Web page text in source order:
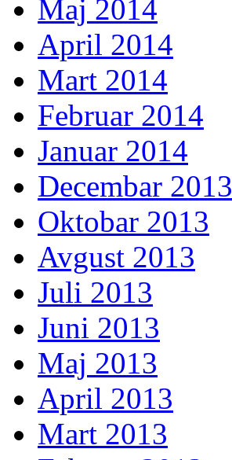
Maj 2014
April 2014
Mart 2014
Februar 2014
Januar 2014
Decembar 2013
Oktobar 2013
Avgust 2013
Juli 2013
Juni 2013
Maj 2013
April 2013
Mart 2013